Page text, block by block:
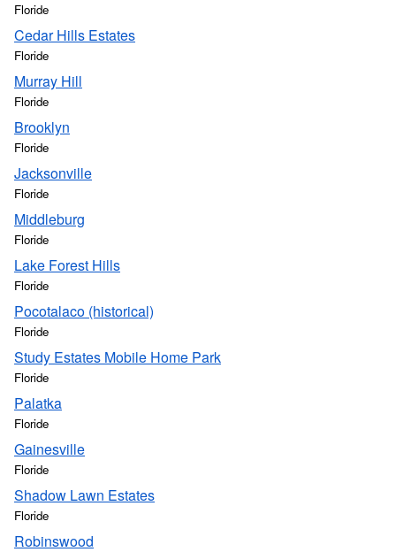
Floride
Cedar Hills Estates
Floride
Murray Hill
Floride
Brooklyn
Floride
Jacksonville
Floride
Middleburg
Floride
Lake Forest Hills
Floride
Pocotalaco (historical)
Floride
Study Estates Mobile Home Park
Floride
Palatka
Floride
Gainesville
Floride
Shadow Lawn Estates
Floride
Robinswood